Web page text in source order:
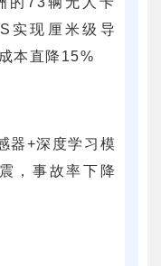
实现厘米级导
本直降15%
器+深度学习模
，事故率下降